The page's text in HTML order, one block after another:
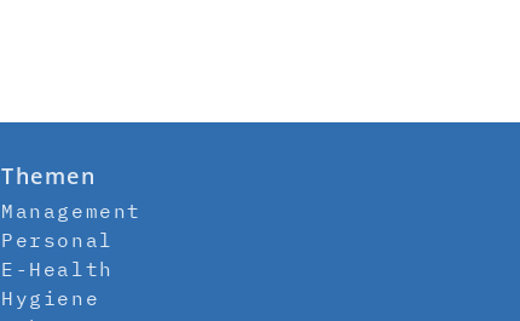
Themen
Management
Personal
E-Health
Hygiene